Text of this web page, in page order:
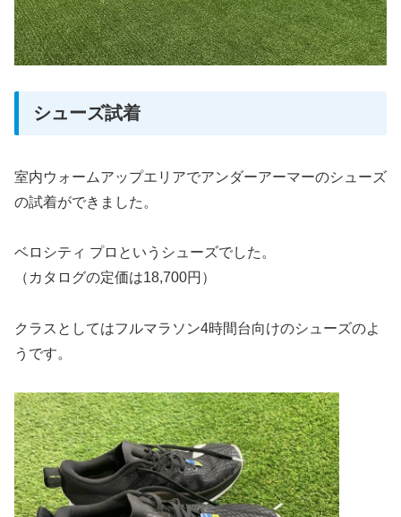
シューズ試着
室内ウォームアップエリアでアンダーアーマーのシューズ
の試着ができました。
ベロシティ プロというシューズでした。
（カタログの定価は18,700円）
クラスとしてはフルマラソン4時間台向けのシューズのよ
うです。